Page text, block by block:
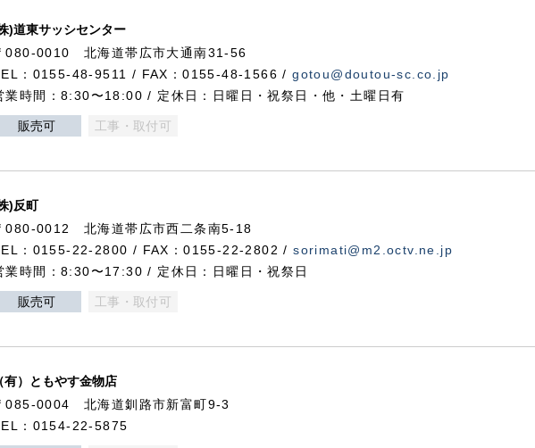
)道東サッシセンター
080-0010 北海道帯広市大通南31-56
：0155-48-9511 / FAX：0155-48-1566 /gotou@doutou-sc.co.jp
業時間：8:30〜18:00 / 定休日：日曜日・祝祭日・他・土曜日有
販売可 工事・取付可
)反町
080-0012 北海道帯広市西二条南5-18
：0155-22-2800 / FAX：0155-22-2802 /sorimati@m2.octv.ne.jp
業時間：8:30〜17:30 / 定休日：日曜日・祝祭日
販売可 工事・取付可
有）ともやす金物店
085-0004 北海道釧路市新富町9-3
：0154-22-5875